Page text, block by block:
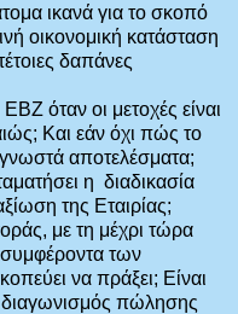
ικανά για το σκοπό
οικονομική κατάσταση
δαπάνες
όταν οι μετοχές είναι
Και εάν όχι πώς το
αποτελέσματα;
η διαδικασία
της Εταιρίας;
με τη μέχρι τώρα
των
να πράξει; Είναι
διαγωνισμός πώλησης